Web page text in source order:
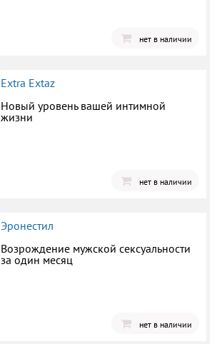
нет в наличии
Extra Extaz
Новый уровень вашей интимной
жизни
нет в наличии
Эронестил
Возрождение мужской сексуальности
за один месяц
нет в наличии